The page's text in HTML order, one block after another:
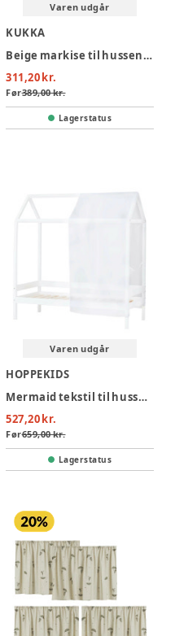
Varen udgår
KUKKA
Beige markise til husseng 80x 160
311,20 kr.
Før389,00 kr.
Lagerstatus
Varen udgår
HOPPEKIDS
Mermaid tekstil til husseng 70x160 cm, Transparent
527,20 kr.
Før659,00 kr.
Lagerstatus